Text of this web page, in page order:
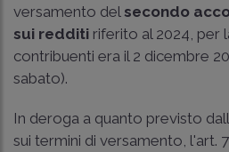
versamento del secondo
sui redditi riferito al 2024, per
contribuenti era il 2 dicembre
sabato).
In deroga a quanto previsto
sui termini di versamento, l'art.